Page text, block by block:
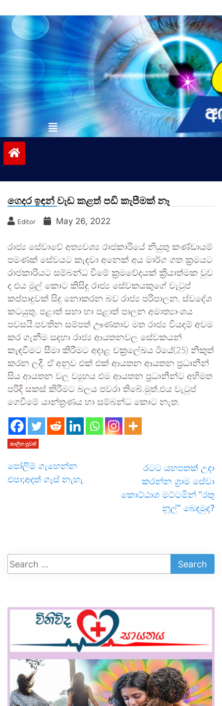
to
contentvinivida.lk
ගෙදර ඉඳන් වැඩ කළත් පඩි කැපීමක් නෑ
Editor May 26, 2022
රාජ්‍ය සේවාවේ අත්‍යවශ්‍ය රාජකාරියේ නියුතු කණ්ඩායම්
පමණක් සේවයට කැඳවා අනෙක් අය මාර්ග ගත ක්‍රමයට
රාජකාරියට සම්බන්ධ වීමේ ක්‍රමවේදයක් ක්‍රියාත්මක වුව
ද එය මුල් කොට කිසිදු රාජ්‍ය සේවකයකුගේ වැටුප්
කප්පාදුවක් සිදු නොකරන බව රාජ්‍ය පරිපාලන, ස්වදේශ
කටයුතු, පළාත් සභා හා පළාත් පාලන අමාත්‍යාංශය
පවසයි.පවතින සම්පත් ඌණතාව මත රාජ්‍ය වියදම් අවම
කර ගැනීම සදහා රාජ්‍ය ආයතනවල සේවකයන්
කැඳවීමට සීමා කිරීමට අදාළ චක්‍රලේඛය ඊයේ(25) නිකුත්
කරන ලදී. ඒ අනුව එක් එක් ආයතන ආයතන ප්‍රධානීන්
සිය ආයතන වල ව්‍යුහය එම ආයතන ප්‍රධානීන්ට අභිමත
පරිදි සකස් කිරීමට බලය පවරා තිබේ.මුත්,එය වැටුප්
ගෙවීමේ යාන්ත්‍රණය හා සම්බන්ධ කොට නැත.
කාලීන පුවත්
පෝලිම් ගැහෙන්න
එපා;අදත් ගෑස් නැහැ
රටට යහපතක් උදා
කරන්න ග්‍රාම සේවා
කොට්ඨාශ මට්ටමින් “රතු
නූල්” බෙදමුද?